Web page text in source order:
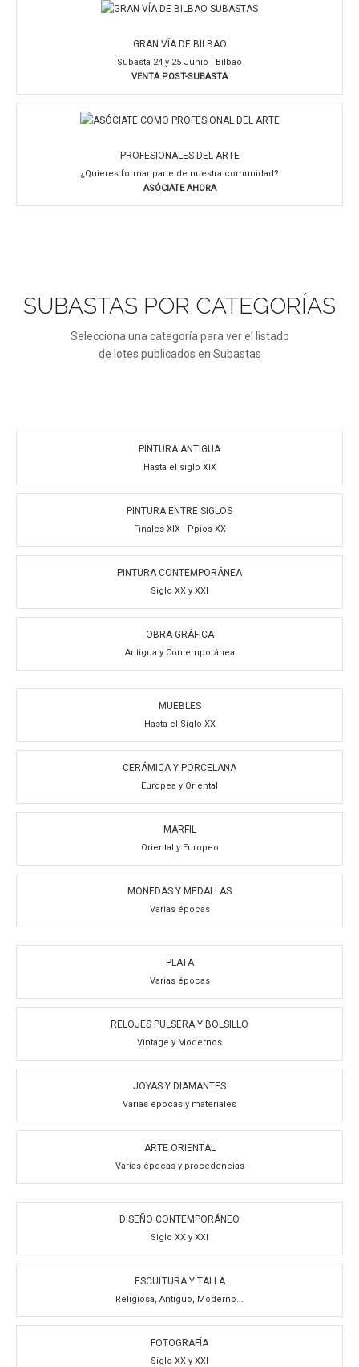
GRAN VÍA DE BILBAO
Subasta 24 y 25 Junio | Bilbao
VENTA POST-SUBASTA
PROFESIONALES DEL ARTE
¿Quieres formar parte de nuestra comunidad?
ASÓCIATE AHORA
SUBASTAS POR CATEGORÍAS
Selecciona una categoría para ver el listado
de lotes publicados en Subastas
PINTURA ANTIGUA
Hasta el siglo XIX
PINTURA ENTRE SIGLOS
Finales XIX - Ppios XX
PINTURA CONTEMPORÁNEA
Siglo XX y XXI
OBRA GRÁFICA
Antigua y Contemporánea
MUEBLES
Hasta el Siglo XX
CERÁMICA Y PORCELANA
Europea y Oriental
MARFIL
Oriental y Europeo
MONEDAS Y MEDALLAS
Varias épocas
PLATA
Varias épocas
RELOJES PULSERA Y BOLSILLO
Vintage y Modernos
JOYAS Y DIAMANTES
Varias épocas y materiales
ARTE ORIENTAL
Varias épocas y procedencias
DISEÑO CONTEMPORÁNEO
Siglo XX y XXI
ESCULTURA Y TALLA
Religiosa, Antiguo, Moderno...
FOTOGRAFÍA
Siglo XX y XXI